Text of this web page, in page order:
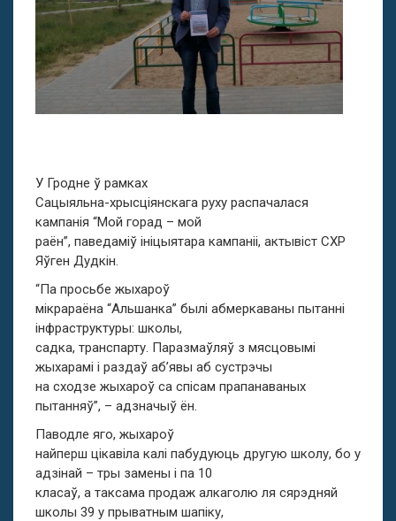
У Гродне ў рамках
Сацыяльна-хрысціянскага руху распачалася
кампанія “Мой горад – мой
раён”, паведаміў ініцыятара кампаніі, актывіст СХР
Яўген Дудкін.
“Па просьбе жыхароў
мікрараёна “Альшанка” былі абмеркаваны пытанні
інфраструктуры: школы,
садка, транспарту. Паразмаўляў з мясцовымі
жыхарамі і раздаў аб’явы аб сустрэчы
на сходзе жыхароў са спісам прапанаваных
пытанняў”, – адзначыў ён.
Паводле яго, жыхароў
найперш цікавіла калі пабудуюць другую школу, бо у
адзінай – тры замены і па 10
класаў, а таксама продаж алкаголю ля сярэдняй
школы 39 у прыватным шапіку,